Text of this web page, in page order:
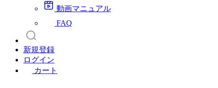
動画マニュアル
FAQ
新規登録
ログイン
カート